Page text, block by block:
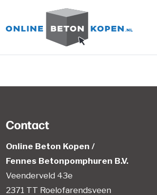
Direct naar inhoud
Contact
Online Beton Kopen /
Fennes Betonpomphuren B.V.
Veenderveld 43e
2371 TT Roelofarendsveen